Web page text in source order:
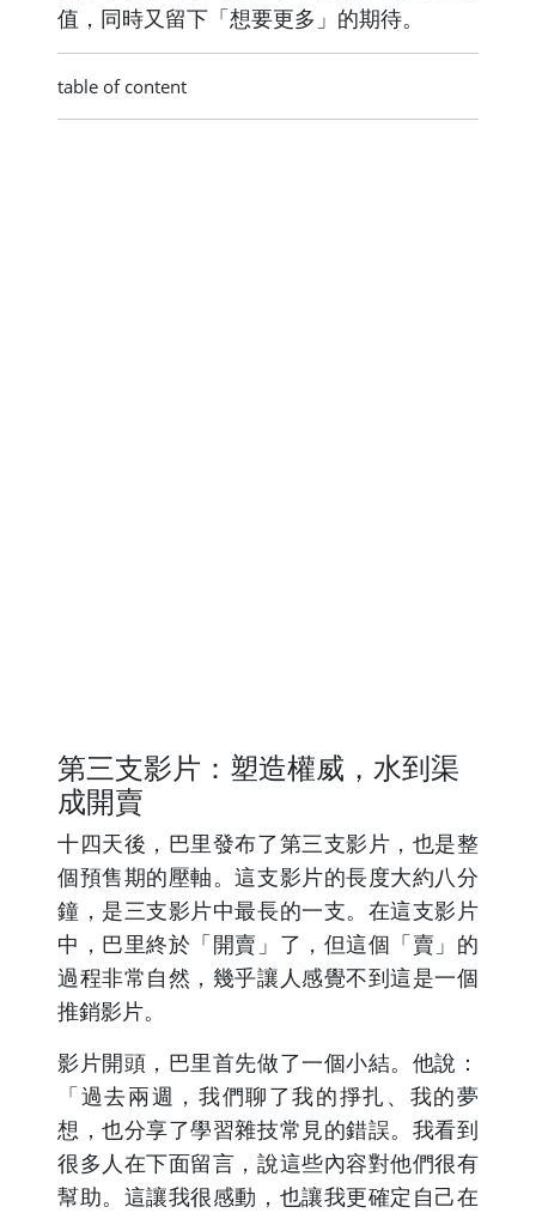
值，同時又留下「想要更多」的期待。
table of content
第三支影片：塑造權威，水到渠
成開賣
十四天後，巴里發布了第三支影片，也是整
個預售期的壓軸。這支影片的長度大約八分
鐘，是三支影片中最長的一支。在這支影片
中，巴里終於「開賣」了，但這個「賣」的
過程非常自然，幾乎讓人感覺不到這是一個
推銷影片。
影片開頭，巴里首先做了一個小結。他說：
「過去兩週，我們聊了我的掙扎、我的夢
想，也分享了學習雜技常見的錯誤。我看到
很多人在下面留言，說這些內容對他們很有
幫助。這讓我很感動，也讓我更確定自己在